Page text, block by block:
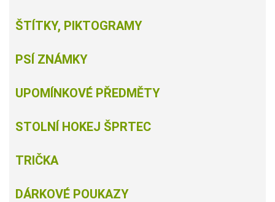
ŠTÍTKY, PIKTOGRAMY
PSÍ ZNÁMKY
UPOMÍNKOVÉ PŘEDMĚTY
STOLNÍ HOKEJ ŠPRTEC
TRIČKA
DÁRKOVÉ POUKAZY